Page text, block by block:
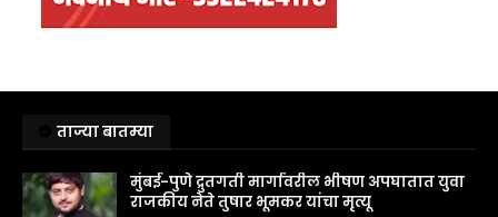
ताज्या बातम्या
मुंबई-पुणे द्रुतगती मार्गावरील भीषण अपघातात युवा
राजकीय नेते तुषार भूमकर यांचा मृत्यू